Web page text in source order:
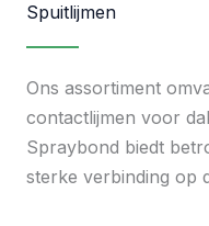
Spuitlijmen
Ons assortiment
contactlijmen voor
Spraybond biedt
sterke verbinding op